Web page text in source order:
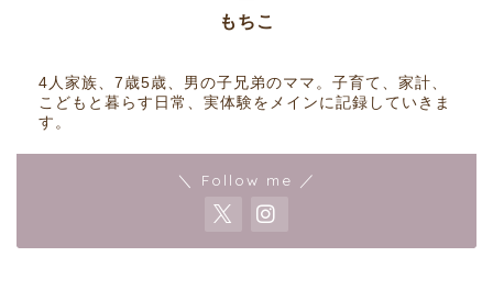
もちこ
4人家族、7歳5歳、男の子兄弟のママ。子育て、家計、
こどもと暮らす日常、実体験をメインに記録していきま
す。
＼ Follow me ／